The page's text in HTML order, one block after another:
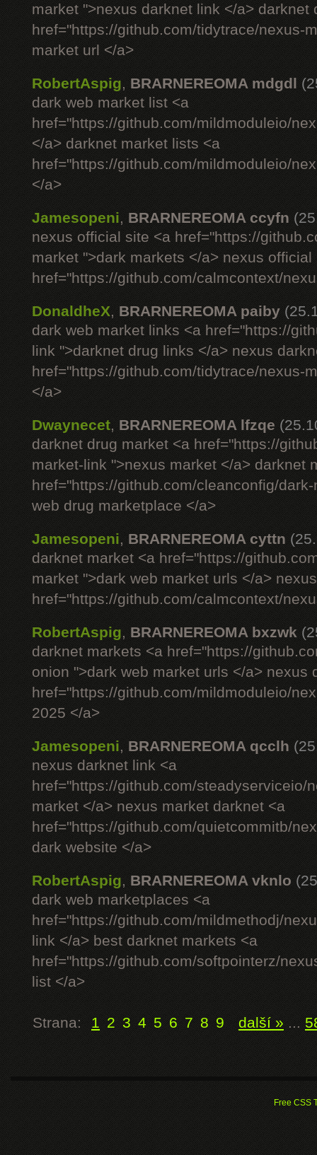
market ">nexus darknet link </a> darknet
href="https://github.com/tidytrace/nexus-
market url </a>
RobertAspig, BRARNEREOMA mdgdl
dark web market list <a
href="https://github.com/mildmoduleio/
</a> darknet market lists <a
href="https://github.com/mildmoduleio/
</a>
Jamesopeni, BRARNEREOMA ccyfn
nexus official site <a href="https://
market ">dark markets </a> nexus official
href="https://github.com/calmcontext/
DonaldheX, BRARNEREOMA paiby
dark web market links <a href="https://
link ">darknet drug links </a> nexus
href="https://github.com/tidytrace/nexus-
</a>
Dwaynecet, BRARNEREOMA lfzqe
darknet drug market <a href="https://
market-link ">nexus market </a> darknet
href="https://github.com/cleanconfig/
web drug marketplace </a>
Jamesopeni, BRARNEREOMA cyttn
darknet market <a href="https://
market ">dark web market urls </a>
href="https://github.com/calmcontext/
RobertAspig, BRARNEREOMA bxzwk
darknet markets <a href="https://
onion ">dark web market urls </a> nexus
href="https://github.com/mildmoduleio/
2025 </a>
Jamesopeni, BRARNEREOMA qcclh
nexus darknet link <a
href="https://github.com/steadyserviceio/
market </a> nexus market darknet <a
href="https://github.com/quietcommitb/
dark website </a>
RobertAspig, BRARNEREOMA vknlo
dark web marketplaces <a
href="https://github.com/mildmethodj/
link </a> best darknet markets <a
href="https://github.com/softpointerz/
list </a>
Strana: 1 2 3 4 5 6 7 8 9 další » ...
Free CSS